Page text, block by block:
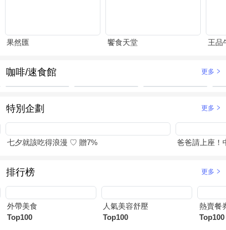
果然匯 饗食天堂 王品
咖啡/速食館 更多
特別企劃 更多
七夕就該吃得浪漫 ♡ 贈7% 爸爸請上座！
排行榜 更多
外帶美食
Top100
人氣美容舒壓
Top100
熱賣餐
Top100